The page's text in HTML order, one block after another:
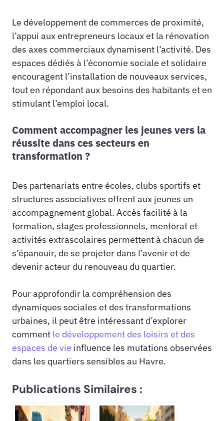
Le développement de commerces de proximité,
l’appui aux entrepreneurs locaux et la rénovation
des axes commerciaux dynamisent l’activité. Des
espaces dédiés à l’économie sociale et solidaire
encouragent l’installation de nouveaux services,
tout en répondant aux besoins des habitants et en
stimulant l’emploi local.
Comment accompagner les jeunes vers la
réussite dans ces secteurs en
transformation ?
Des partenariats entre écoles, clubs sportifs et
structures associatives offrent aux jeunes un
accompagnement global. Accès facilité à la
formation, stages professionnels, mentorat et
activités extrascolaires permettent à chacun de
s’épanouir, de se projeter dans l’avenir et de
devenir acteur du renouveau du quartier.
Pour approfondir la compréhension des
dynamiques sociales et des transformations
urbaines, il peut être intéressant d’explorer
comment le développement des loisirs et des
espaces de vie influence les mutations observées
dans les quartiers sensibles au Havre.
Publications Similaires :